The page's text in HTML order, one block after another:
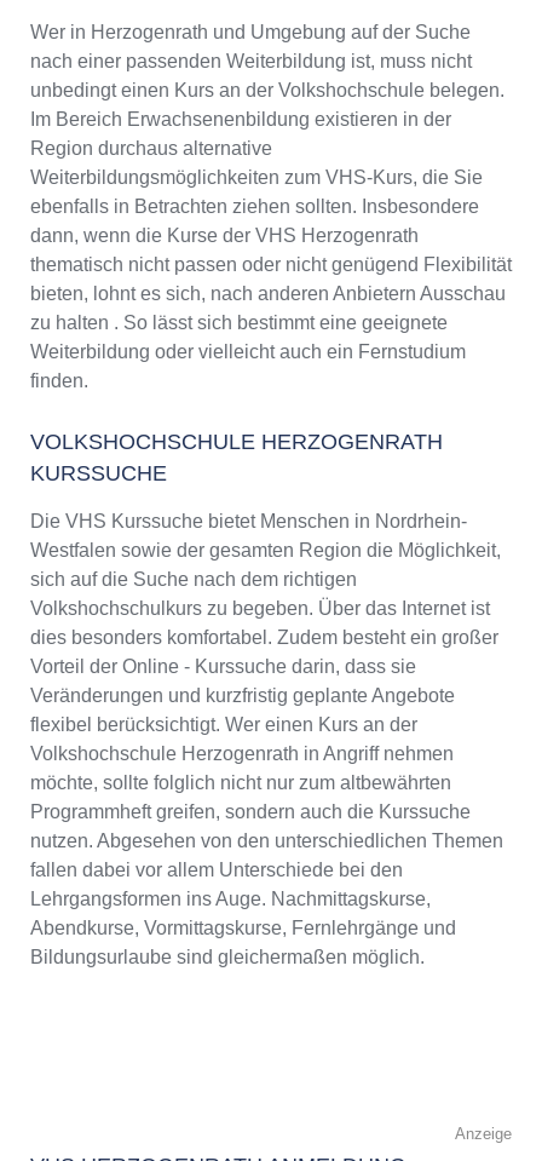
Wer in Herzogenrath und Umgebung auf der Suche
nach einer passenden Weiterbildung ist, muss nicht
unbedingt einen Kurs an der Volkshochschule belegen.
Im Bereich Erwachsenenbildung existieren in der
Region durchaus alternative
Weiterbildungsmöglichkeiten zum VHS-Kurs, die Sie
ebenfalls in Betrachten ziehen sollten. Insbesondere
dann, wenn die Kurse der VHS Herzogenrath
thematisch nicht passen oder nicht genügend Flexibilität
bieten, lohnt es sich, nach anderen Anbietern Ausschau
zu halten . So lässt sich bestimmt eine geeignete
Weiterbildung oder vielleicht auch ein Fernstudium
finden.
VOLKSHOCHSCHULE HERZOGENRATH
KURSSUCHE
Die VHS Kurssuche bietet Menschen in Nordrhein-
Westfalen sowie der gesamten Region die Möglichkeit,
sich auf die Suche nach dem richtigen
Volkshochschulkurs zu begeben. Über das Internet ist
dies besonders komfortabel. Zudem besteht ein großer
Vorteil der Online - Kurssuche darin, dass sie
Veränderungen und kurzfristig geplante Angebote
flexibel berücksichtigt. Wer einen Kurs an der
Volkshochschule Herzogenrath in Angriff nehmen
möchte, sollte folglich nicht nur zum altbewährten
Programmheft greifen, sondern auch die Kurssuche
nutzen. Abgesehen von den unterschiedlichen Themen
fallen dabei vor allem Unterschiede bei den
Lehrgangsformen ins Auge. Nachmittagskurse,
Abendkurse, Vormittagskurse, Fernlehrgänge und
Bildungsurlaube sind gleichermaßen möglich.
Anzeige